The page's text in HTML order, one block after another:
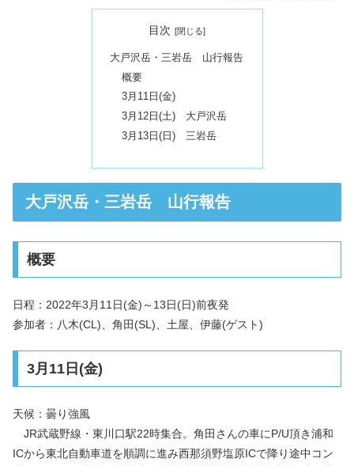
目次
大戸沢岳・三岩岳 山行報告
概要
3月11日(金)
3月12日(土) 大戸沢岳
3月13日(日) 三岩岳
大戸沢岳・三岩岳 山行報告
概要
日程：2022年3月11日(金)～13日(日)前夜発
参加者：八木(CL)、角田(SL)、土屋、伊藤(ゲスト)
3月11日(金)
天候：曇り強風
JR武蔵野線・東川口駅22時集合。角田さんの車にP/U頂き浦和
ICから東北自動車道を順調に進み西那須野塩原ICで降り途中コン